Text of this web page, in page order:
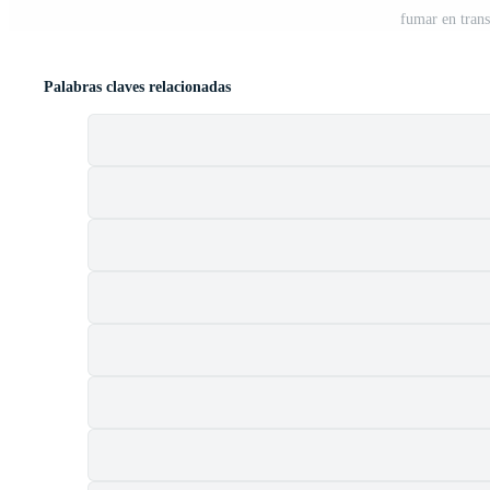
fumar en
Palabras claves relacionadas